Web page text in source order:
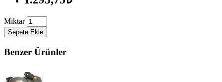
Miktar
Sepete Ekle
Benzer Ürünler